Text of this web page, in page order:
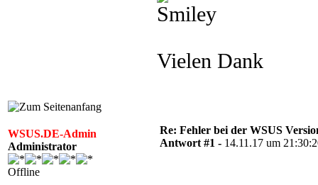
Vielen Dank
WSUS.DE-Admin
Administrator
Offline
Re: Fehler bei der WSUS
Antwort #1 - 14.11.17 um